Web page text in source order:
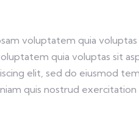
voluptatem quia
quia voluptas sit
elit, sed do eiusmod
quis nostrud